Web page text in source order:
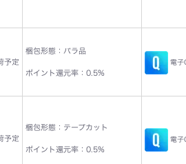
予定
梱包形態：バラ品
ポイント還元率：0.5%
電子
予定
梱包形態：テープカット
ポイント還元率：0.5%
電子